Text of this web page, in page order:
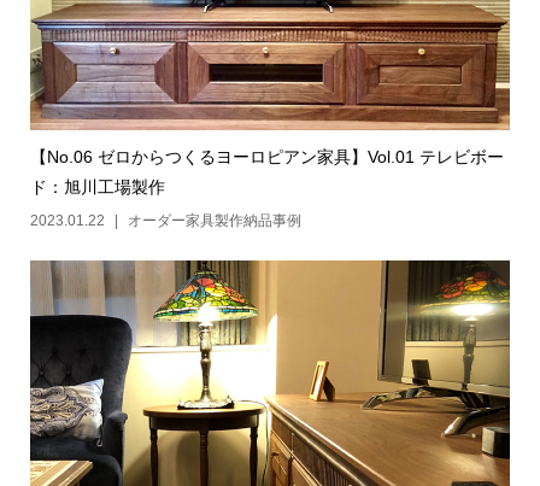
【No.06 ゼロからつくるヨーロピアン家具】Vol.01 テレビボー
ド：旭川工場製作
2023.01.22 オーダー家具製作納品事例